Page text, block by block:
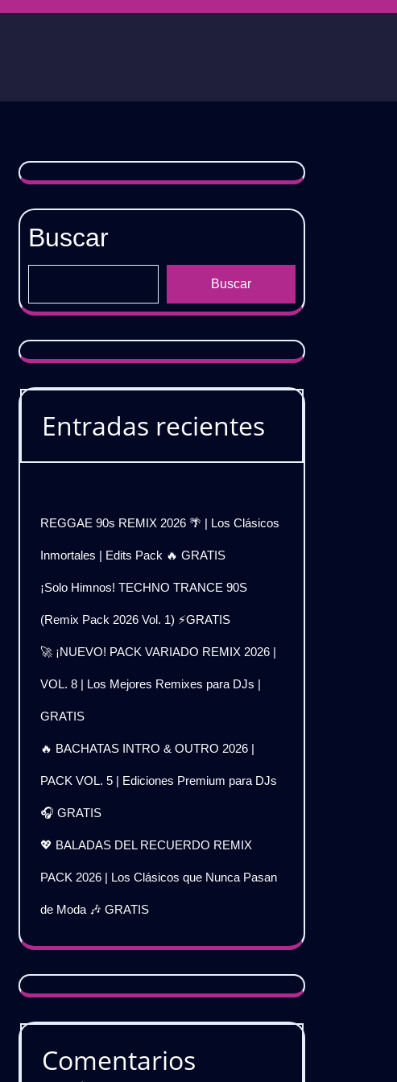
Buscar
Buscar
Entradas recientes
REGGAE 90s REMIX 2026 🌴 | Los Clásicos
Inmortales | Edits Pack 🔥 GRATIS
¡Solo Himnos! TECHNO TRANCE 90S
(Remix Pack 2026 Vol. 1) ⚡GRATIS
🚀 ¡NUEVO! PACK VARIADO REMIX 2026 |
VOL. 8 | Los Mejores Remixes para DJs |
GRATIS
🔥 BACHATAS INTRO & OUTRO 2026 |
PACK VOL. 5 | Ediciones Premium para DJs
🎧 GRATIS
💖 BALADAS DEL RECUERDO REMIX
PACK 2026 | Los Clásicos que Nunca Pasan
de Moda 🎶 GRATIS
Comentarios